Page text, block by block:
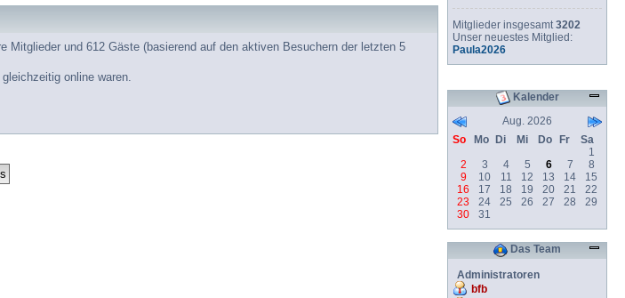
Mitglieder und 612 Gäste (basierend auf den aktiven Besuchern der letzten 5
online waren.
Mitglieder insgesamt3202
Unser neuestes Mitglied:
Paula2026
Kalender
Aug. 2026
So
Mo Di Mi Do Fr
Sa
1
2
3 4 5 6 7
8
9
10 11 12 13 14
15
16
17 18 19 20 21
22
23
24 25 26 27 28
29
30
31
Das Team
Administratoren
bfb